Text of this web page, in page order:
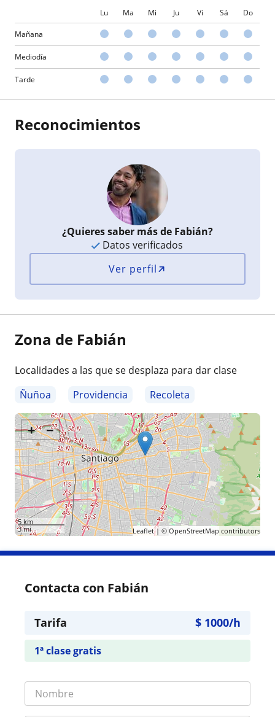
Lu Ma Mi Ju Vi Sá Do
Mañana
Mediodía
Tarde
Reconocimientos
¿Quieres saber más de Fabián?
Datos verificados
Ver perfil
Zona de Fabián
Localidades a las que se desplaza para dar clase
Ñuñoa
Providencia Recoleta
+ −
5 km
3 mi
Leaflet| © OpenStreetMap contributors
Contacta con Fabián
Tarifa $ 1000/h
1ª clase gratis